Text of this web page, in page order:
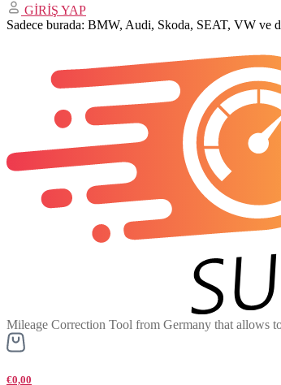
GİRİŞ YAP
Sadece burada: BMW, Audi, Skoda, SEAT, VW
Mileage Correction Tool from Germany that allows
€0,00